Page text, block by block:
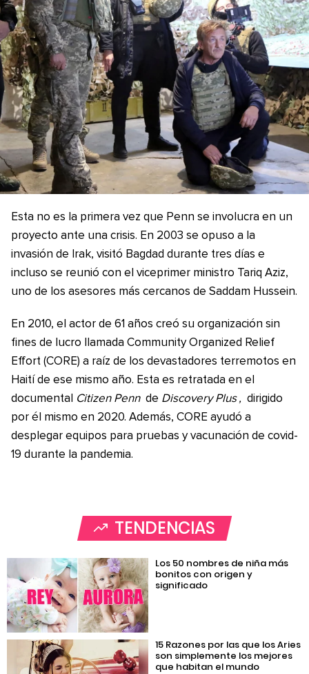
Esta no es la primera vez que Penn se involucra en un
proyecto ante una crisis. En 2003 se opuso a la
invasión de Irak, visitó Bagdad durante tres días e
incluso se reunió con el viceprimer ministro Tariq Aziz,
uno de los asesores más cercanos de Saddam Hussein.
En 2010, el actor de 61 años creó su organización sin
fines de lucro llamada Community Organized Relief
Effort (CORE) a raíz de los devastadores terremotos en
Haití de ese mismo año. Esta es retratada en el
documental
Citizen Penn de Discovery Plus , dirigido
por él mismo en 2020. Además, CORE ayudó a
desplegar equipos para pruebas y vacunación de covid-
19 durante la pandemia.
TENDENCIAS
Los 50 nombres de niña más
bonitos con origen y
significado
15 Razones por las que los Aries
son simplemente los mejores
que habitan el mundo